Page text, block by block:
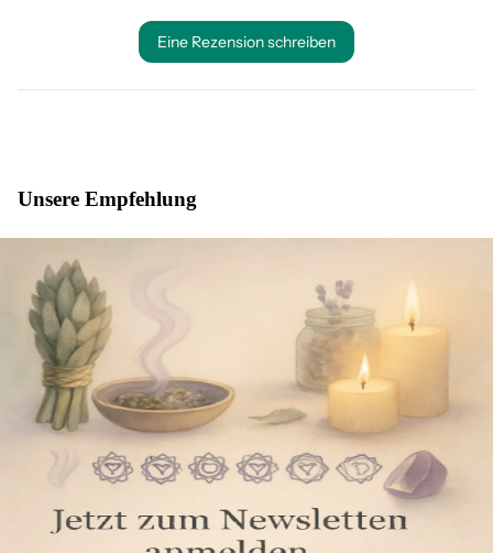
Unsere Empfehlung